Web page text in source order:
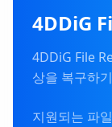
4DDiG
4DDiG File
상을 복구하
지원되는 파